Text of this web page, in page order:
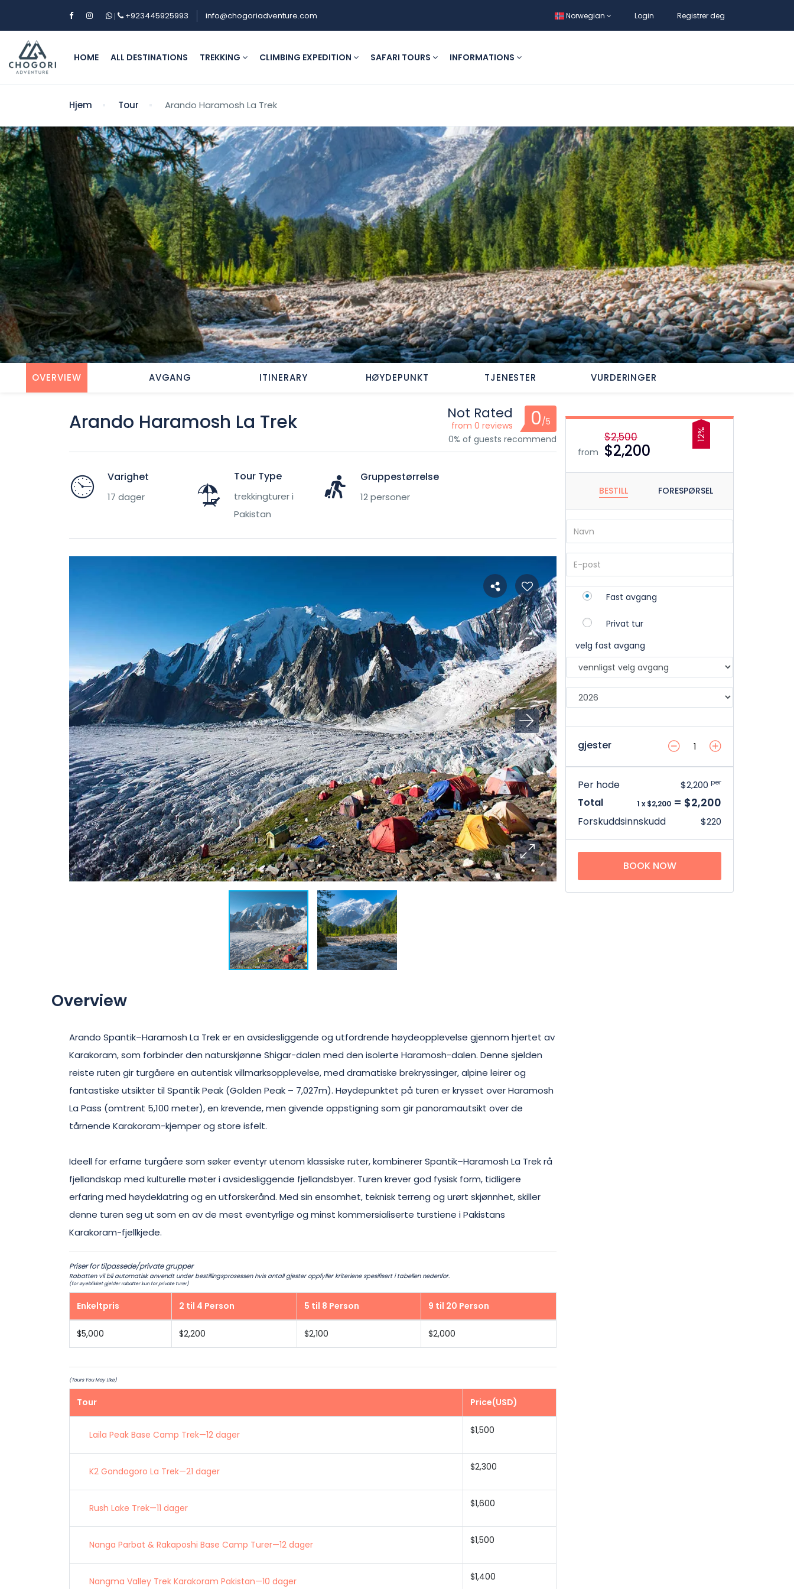
| +923445925993 info@chogoriadventure.com Norwegian Login Registrer deg
HOME ALL DESTINATIONS TREKKING CLIMBING EXPEDITION SAFARI TOURS INFORMATIONS
Hjem Tour Arando Haramosh La Trek
OVERVIEW AVGANG ITINERARY HØYDEPUNKT TJENESTER VURDERINGER
Arando Haramosh La Trek Not Rated
from 0 reviews 0/5
0% of guests recommend
Varighet
17 dager
Tour Type
trekkingturer i
Pakistan
Gruppestørrelse
12 personer
Overview
Arando Spantik–Haramosh La Trek er en avsidesliggende og utfordrende høydeopplevelse gjennom hjertet av
Karakoram, som forbinder den naturskjønne Shigar-dalen med den isolerte Haramosh-dalen. Denne sjelden
reiste ruten gir turgåere en autentisk villmarksopplevelse, med dramatiske brekryssinger, alpine leirer og
fantastiske utsikter til Spantik Peak (Golden Peak – 7,027m). Høydepunktet på turen er krysset over Haramosh
La Pass (omtrent 5,100 meter), en krevende, men givende oppstigning som gir panoramautsikt over de
tårnende Karakoram-kjemper og store isfelt.
Ideell for erfarne turgåere som søker eventyr utenom klassiske ruter, kombinerer Spantik–Haramosh La Trek rå
fjellandskap med kulturelle møter i avsidesliggende fjellandsbyer. Turen krever god fysisk form, tidligere
erfaring med høydeklatring og en utforskerånd. Med sin ensomhet, teknisk terreng og urørt skjønnhet, skiller
denne turen seg ut som en av de mest eventyrlige og minst kommersialiserte turstiene i Pakistans
Karakoram-fjellkjede.
Priser for tilpassede/private grupper
Rabatten vil bli automatisk anvendt under bestillingsprosessen hvis antall gjester oppfyller kriteriene spesifisert i tabellen nedenfor.
(for øyeblikket gjelder rabatter kun for private turer)
Enkeltpris 2 til 4 Person 5 til 8 Person 9 til 20 Person
$5,000 $2,200 $2,100 $2,000
(Tours You May Like)
Tour Price(USD)
Laila Peak Base Camp Trek—12 dager $1,500
K2 Gondogoro La Trek—21 dager $2,300
Rush Lake Trek—11 dager $1,600
Nanga Parbat & Rakaposhi Base Camp Turer—12 dager $1,500
Nangma Valley Trek Karakoram Pakistan—10 dager $1,400
12%
from
$2,500
$2,200
BESTILL FORESPØRSEL
Fast avgang
Privat tur
velg fast avgang
gjester
Per hode $2,200 per
Total 1 x $2,200 = $2,200
Forskuddsinnskudd $220
BOOK NOW